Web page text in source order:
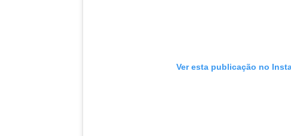
Ver esta publicação no